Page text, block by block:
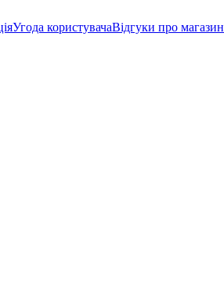
Угода користувачаВідгуки про магазин